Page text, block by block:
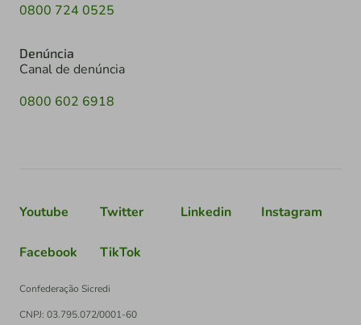
0800 724 0525
Denúncia
Canal de denúncia
0800 602 6918
Youtube Twitter Linkedin Instagram
Facebook TikTok
Confederação Sicredi
CNPJ: 03.795.072/0001-60